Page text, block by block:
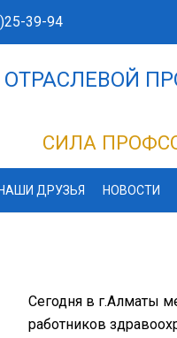
39-94
СИЛА
НАШИ ДРУЗЬЯ НОВОСТИ
Сегодня в г.Алматы
работников